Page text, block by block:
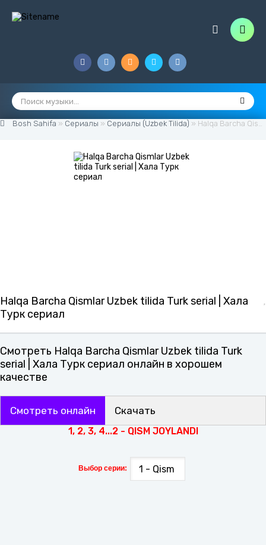
Bosh Sahifa » Сериалы » Сериалы (Uzbek Tilida) » Halqa Barcha Qismlar Uzbek tilida Turk serial | Халқа Турк сериал
Halqa Barcha Qismlar Uzbek tilida Turk serial | Халқа
Турк сериал
Смотреть Halqa Barcha Qismlar Uzbek tilida Turk
serial | Халқа Турк сериал онлайн в хорошем
качестве
Смотреть онлайн Скачать
1, 2, 3, 4...2 - QISM JOYLANDI
Выбор серии: